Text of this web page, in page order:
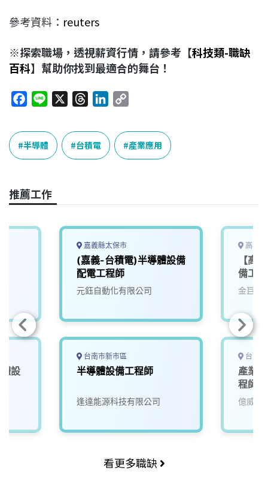
參考資料： reuters
※探索職場，透視薪資行情，請參考【科技類-職缺
百科】幫助你找到最適合的舞台！
c
e
b
o
k
n
e
r
e
a
k
n
p
y
L
k
半導體 台積電 產業應用
推薦工作
設
嘉義縣太保市
(嘉義-台積電)半導體設備
配電工程師
元鈺自動化有限公司
台南市新市區
半導體設備工程師
逢達能源科技有限公司
高雄
【高
備工
金巨弘
台中
產業
程師
億威電
看更多職缺